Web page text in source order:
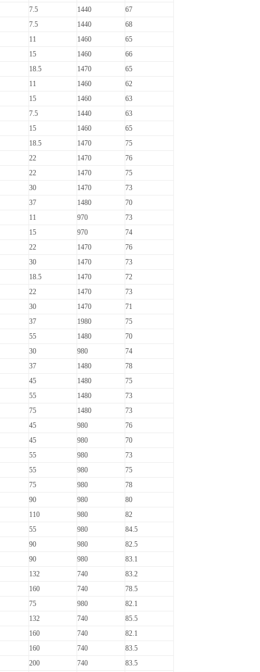
7.5 1440
67
7.5 1440
68
11 1460
65
15 1460
66
18.5 1470
65
11 1460
62
15 1460
63
7.5 1440
63
15 1460
65
18.5 1470
75
22 1470
76
22 1470
75
30 1470
73
37 1480
70
11 970
73
15 970
74
22 1470
76
30 1470
73
18.5 1470
72
22 1470
73
30 1470
71
37 1980
75
55 1480
70
30 980
74
37 1480
78
45 1480
75
55 1480
73
75 1480
73
45 980
76
45 980
70
55 980
73
55 980
75
75 980
78
90 980
80
110 980
82
55 980
84.5
90 980
82.5
90 980
83.1
132 740
83.2
160 740
78.5
75 980
82.1
132 740
85.5
160 740
82.1
160 740
83.5
200 740 83.5